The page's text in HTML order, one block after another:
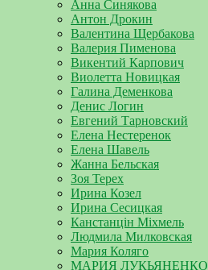
Анна Синякова
Антон Дрокин
Валентина Щербакова
Валерия Пименова
Викентий Карпович
Виолетта Новицкая
Галина Деменкова
Денис Логин
Евгений Тарновский
Елена Нестеренок
Елена Шавель
Жанна Бельская
Зоя Терех
Ирина Козел
Ирина Сесицкая
Канстанцін Міхмель
Людмила Милковская
Мария Коляго
МАРИЯ ЛУКЬЯНЕНКО